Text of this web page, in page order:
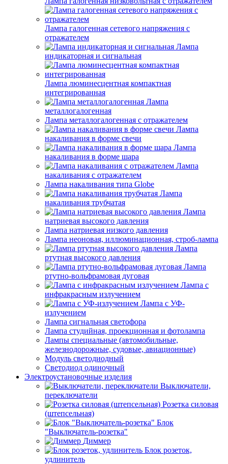
Лампа галогенная сетевого напряжения с
отражателем
Лампа
индикаторная и сигнальная
Лампа люминесцентная компактная
интегрированная
Лампа
металлогалогенная
Лампа металлогалогенная с отражателем
Лампа
накаливания в форме свечи
Лампа
накаливания в форме шара
Лампа
накаливания с отражателем
Лампа накаливания типа Globe
Лампа
накаливания трубчатая
Лампа
натриевая высокого давления
Лампа натриевая низкого давления
Лампа неоновая, иллюминационная, строб-лампа
Лампа
ртутная высокого давления
Лампа
ртутно-вольфрамовая дуговая
Лампа с
инфракрасным излучением
Лампа с УФ-
излучением
Лампа сигнальная светофора
Лампа студийная, проекционная и фотолампа
Лампы специальные (автомобильные,
железнодорожные, судовые, авиационные)
Модуль светодиодный
Светодиод одиночный
Электроустановочные изделия
Выключатели,
переключатели
Розетка силовая
(штепсельная)
Блок
"Выключатель-розетка"
Диммер
Блок розеток,
удлинитель